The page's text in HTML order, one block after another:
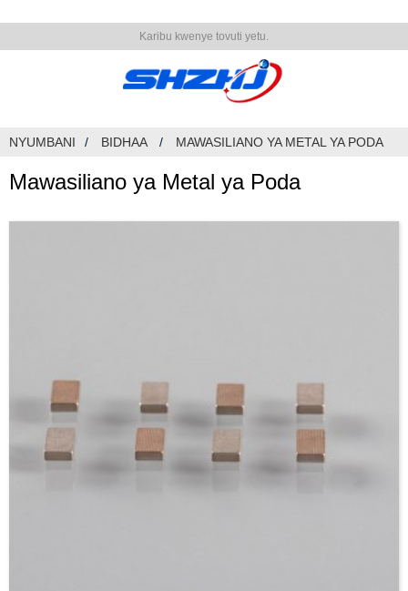
Karibu kwenye tovuti yetu.
NYUMBANI BIDHAA MAWASILIANO YA METAL YA PODA
Mawasiliano ya Metal ya Poda